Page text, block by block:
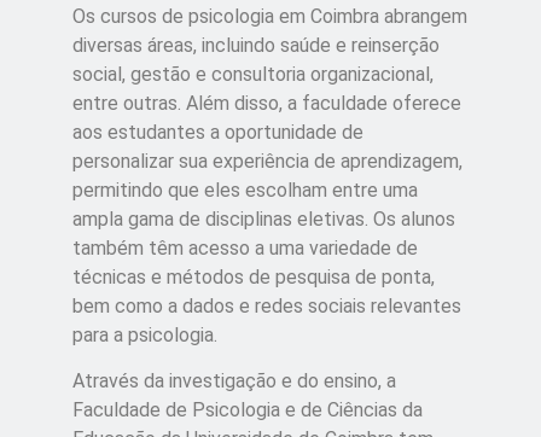
Os cursos de psicologia em Coimbra abrangem
diversas áreas, incluindo saúde e reinserção
social, gestão e consultoria organizacional,
entre outras. Além disso, a faculdade oferece
aos estudantes a oportunidade de
personalizar sua experiência de aprendizagem,
permitindo que eles escolham entre uma
ampla gama de disciplinas eletivas. Os alunos
também têm acesso a uma variedade de
técnicas e métodos de pesquisa de ponta,
bem como a dados e redes sociais relevantes
para a psicologia.
Através da investigação e do ensino, a
Faculdade de Psicologia e de Ciências da